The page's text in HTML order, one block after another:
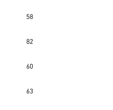
58
82
60
63